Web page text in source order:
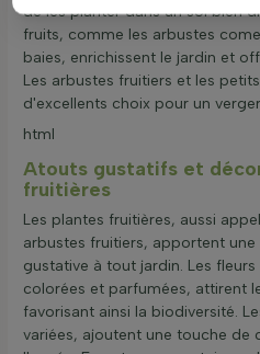
de les planter dans un sol bien
fruits, comme les arbustes
baies, enrichissent le jardin et
Les arbustes fruitiers et les
d'excellents choix pour un
html
Atouts gustatifs et
fruitières
Les plantes fruitières, aussi
arbustes fruitiers, apportent
gustative à tout jardin. Les
colorées et parfumées, attirent
favorisant ainsi la biodiversité.
variées, ajoutent une touche de